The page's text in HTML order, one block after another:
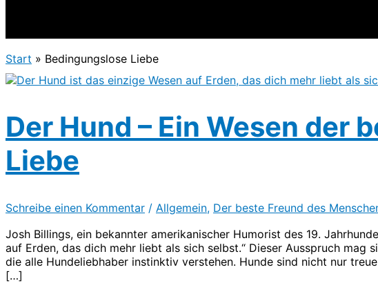
Start Bedingungslose Liebe
Der Hund – Ein Wesen der
Liebe
Schreibe einen Kommentar / Allgemein, Der beste Freund des
Josh Billings, ein bekannter amerikanischer Humorist des 19.
auf Erden, das dich mehr liebt als sich selbst.“ Dieser Ausspruch mag
die alle Hundeliebhaber instinktiv verstehen. Hunde sind nicht nur
[…]